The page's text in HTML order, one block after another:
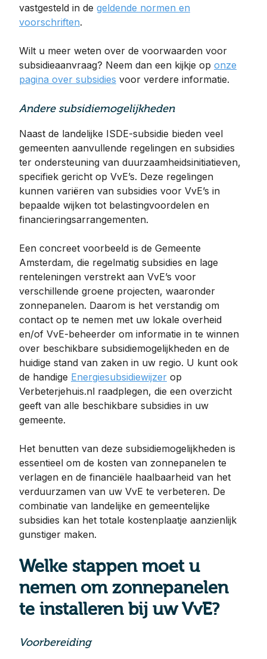
vastgesteld in de geldende normen en
voorschriften.
Wilt u meer weten over de voorwaarden voor
subsidieaanvraag? Neem dan een kijkje op onze
pagina over subsidies voor verdere informatie.
Andere subsidiemogelijkheden
Naast de landelijke ISDE-subsidie bieden veel
gemeenten aanvullende regelingen en subsidies
ter ondersteuning van duurzaamheidsinitiatieven,
specifiek gericht op VvE’s. Deze regelingen
kunnen variëren van subsidies voor VvE’s in
bepaalde wijken tot belastingvoordelen en
financieringsarrangementen.
Een concreet voorbeeld is de Gemeente
Amsterdam, die regelmatig subsidies en lage
renteleningen verstrekt aan VvE’s voor
verschillende groene projecten, waaronder
zonnepanelen. Daarom is het verstandig om
contact op te nemen met uw lokale overheid
en/of VvE-beheerder om informatie in te winnen
over beschikbare subsidiemogelijkheden en de
huidige stand van zaken in uw regio. U kunt ook
de handige Energiesubsidiewijzer op
Verbeterjehuis.nl raadplegen, die een overzicht
geeft van alle beschikbare subsidies in uw
gemeente.
Het benutten van deze subsidiemogelijkheden is
essentieel om de kosten van zonnepanelen te
verlagen en de financiële haalbaarheid van het
verduurzamen van uw VvE te verbeteren. De
combinatie van landelijke en gemeentelijke
subsidies kan het totale kostenplaatje aanzienlijk
gunstiger maken.
Welke stappen moet u
nemen om zonnepanelen
te installeren bij uw VvE?
Voorbereiding